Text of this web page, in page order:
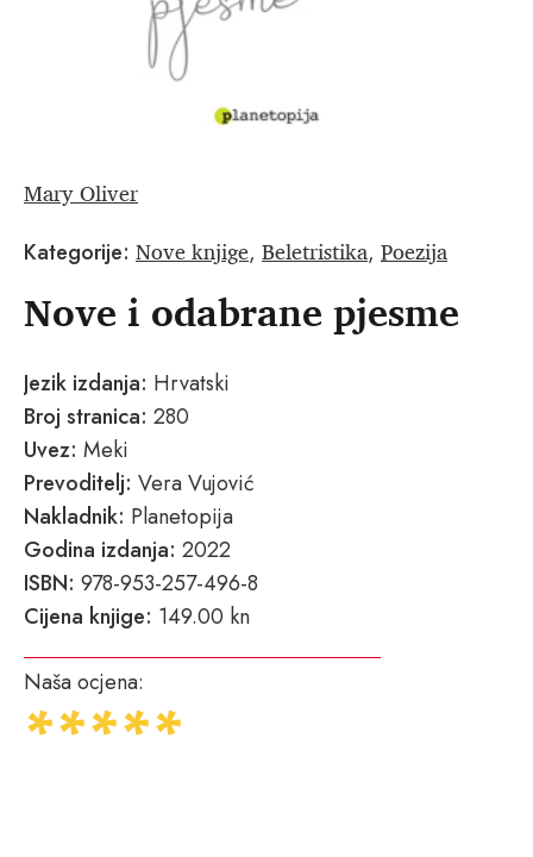
Mary Oliver
Kategorije: Nove knjige, Beletristika, Poezija
Nove i odabrane pjesme
Jezik izdanja: Hrvatski
Broj stranica: 280
Uvez: Meki
Prevoditelj: Vera Vujović
Nakladnik: Planetopija
Godina izdanja: 2022
ISBN: 978-953-257-496-8
Cijena knjige: 149.00 kn
Naša ocjena: